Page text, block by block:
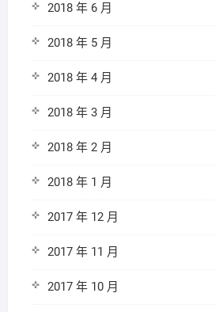
2018 年 6 月
2018 年 5 月
2018 年 4 月
2018 年 3 月
2018 年 2 月
2018 年 1 月
2017 年 12 月
2017 年 11 月
2017 年 10 月